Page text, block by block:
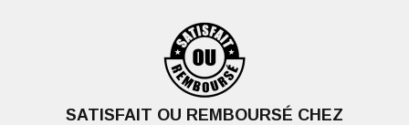
SATISFAIT OU REMBOURSÉ CHEZ